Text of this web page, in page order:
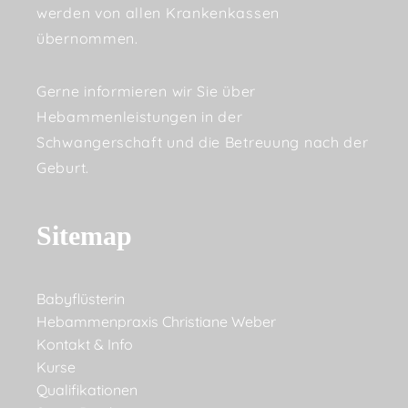
werden von allen Krankenkassen
übernommen.
Gerne informieren wir Sie über
Hebammenleistungen in der
Schwangerschaft und die Betreuung nach der
Geburt.
Sitemap
Babyflüsterin
Hebammenpraxis Christiane Weber
Kontakt & Info
Kurse
Qualifikationen